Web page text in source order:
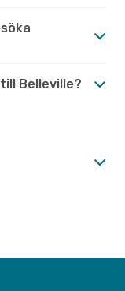
Belleville?